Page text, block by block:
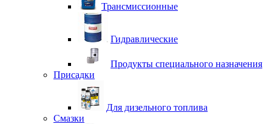
Трансмиссионные
Гидравлические
Продукты специального назначения
Присадки
Для дизельного топлива
Смазки